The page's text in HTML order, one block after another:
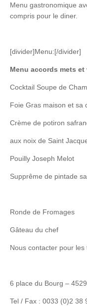
Menu gastronomique
compris pour le diner.
[divider]Menu:[/divider]
Menu accords mets et
Cocktail Soupe de
Foie Gras maison et sa
Crème de potiron
aux noix de Saint
Pouilly Joseph Melot
Supprême de pintade
Ronde de Fromages
Gâteau du chef
Nous contacter pour
6 place du Bourg –
Tel / Fax : 0033 (0)2 38